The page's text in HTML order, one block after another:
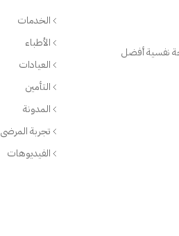
نفسية أفضل
الخدمات
الأطباء
العيادات
التأمين
المدونة
تجربة المرضى
الفيديوهات